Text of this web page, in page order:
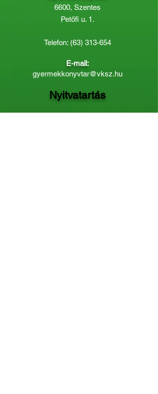
6600, Szentes
Petőfi u. 1.
Telefon: (63) 313-654
E-mail:
gyermekkonyvtar@vksz.hu
Nyitvatartás